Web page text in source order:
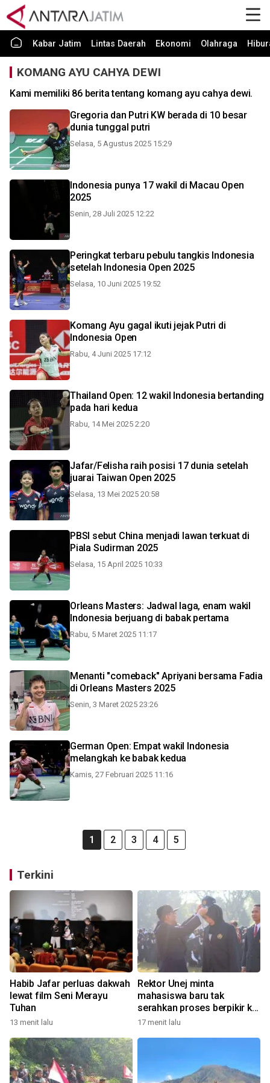
Kabar Jatim Lintas Daerah Ekonomi Olahraga
KOMANG AYU CAHYA DEWI
Kami memiliki 86 berita tentang komang ayu cahya dewi.
Gregoria dan Putri KW berada di 10 besar
dunia tunggal putri
Selasa, 5 Agustus 2025 15:29
Indonesia punya 17 wakil di Macau Open
2025
Senin, 28 Juli 2025 12:22
Peringkat terbaru pebulu tangkis Indonesia
setelah Indonesia Open 2025
Selasa, 10 Juni 2025 19:52
Komang Ayu gagal ikuti jejak Putri di
Indonesia Open
Rabu, 4 Juni 2025 17:12
Thailand Open: 12 wakil Indonesia bertanding
pada hari kedua
Rabu, 14 Mei 2025 2:20
Jafar/Felisha raih posisi 17 dunia setelah
juarai Taiwan Open 2025
Selasa, 13 Mei 2025 20:58
PBSI sebut China menjadi lawan terkuat di
Piala Sudirman 2025
Selasa, 15 April 2025 10:33
Orleans Masters: Jadwal laga, enam wakil
Indonesia berjuang di babak pertama
Rabu, 5 Maret 2025 11:17
Menanti "comeback" Apriyani bersama Fadia
di Orleans Masters 2025
Senin, 3 Maret 2025 23:26
German Open: Empat wakil Indonesia
melangkah ke babak kedua
Kamis, 27 Februari 2025 11:16
1 2 3 4 5
Terkini
Habib Jafar perluas dakwah
lewat film Seni Merayu
Tuhan
13 menit lalu
Rektor Unej minta
mahasiswa baru tak
serahkan proses berpikir ke
AI
17 menit lalu